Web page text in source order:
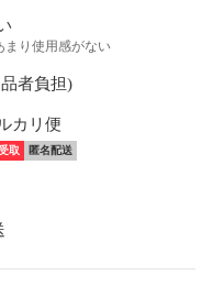
まり使用感がない
者負担)
カリ便
取 匿名配送